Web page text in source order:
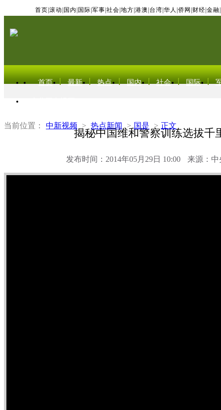
首页 滚动 国内 国际 军事 社会 地方 港澳 台湾 华人 侨网 财经 金融
首页 最新 热点 国内 社会 国际
当前位置： 中新视频 > 热点新闻 > 国是 > 正文
揭秘中国维和警察训练选拔千
发布时间：2014年05月29日 10:00 来源：中